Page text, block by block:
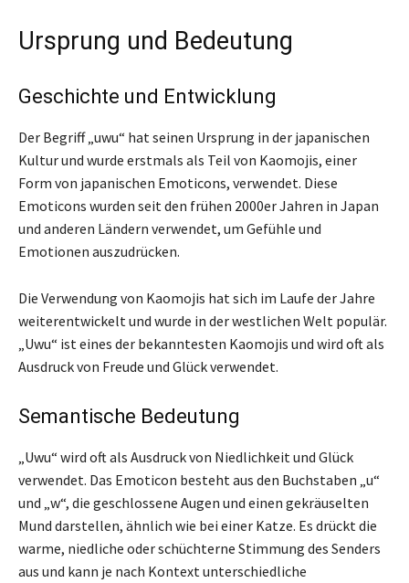
Ursprung und Bedeutung
Geschichte und Entwicklung
Der Begriff „uwu“ hat seinen Ursprung in der japanischen
Kultur und wurde erstmals als Teil von Kaomojis, einer
Form von japanischen Emoticons, verwendet. Diese
Emoticons wurden seit den frühen 2000er Jahren in Japan
und anderen Ländern verwendet, um Gefühle und
Emotionen auszudrücken.
Die Verwendung von Kaomojis hat sich im Laufe der Jahre
weiterentwickelt und wurde in der westlichen Welt populär.
„Uwu“ ist eines der bekanntesten Kaomojis und wird oft als
Ausdruck von Freude und Glück verwendet.
Semantische Bedeutung
„Uwu“ wird oft als Ausdruck von Niedlichkeit und Glück
verwendet. Das Emoticon besteht aus den Buchstaben „u“
und „w“, die geschlossene Augen und einen gekräuselten
Mund darstellen, ähnlich wie bei einer Katze. Es drückt die
warme, niedliche oder schüchterne Stimmung des Senders
aus und kann je nach Kontext unterschiedliche